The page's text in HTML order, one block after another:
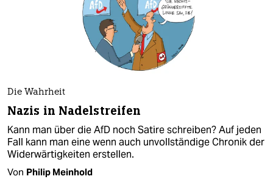
Die Wahrheit
Nazis in Nadelstreifen
Kann man über die AfD noch Satire schreiben? Auf jeden
Fall kann man eine wenn auch unvollständige Chronik der
Widerwärtigkeiten erstellen.
Von Philip Meinhold